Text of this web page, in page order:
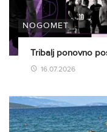
NOGOMET
Tribalj ponovno
16.07.2026